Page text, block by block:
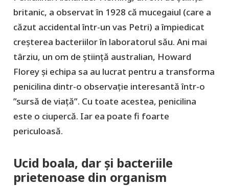
britanic, a observat în 1928 că mucegaiul (care a
căzut accidental într-un vas Petri) a împiedicat
creșterea bacteriilor în laboratorul său. Ani mai
târziu, un om de știință australian, Howard
Florey și echipa sa au lucrat pentru a transforma
penicilina dintr-o observație interesantă într-o
”sursă de viață”. Cu toate acestea, penicilina
este o ciupercă. Iar ea poate fi foarte
periculoasă.
Ucid boala, dar și bacteriile
prietenoase din organism